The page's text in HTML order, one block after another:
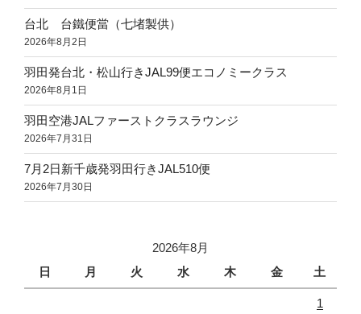
台北 台鐵便當（七堵製供）
2026年8月2日
羽田発台北・松山行きJAL99便エコノミークラス
2026年8月1日
羽田空港JALファーストクラスラウンジ
2026年7月31日
7月2日新千歳発羽田行きJAL510便
2026年7月30日
2026年8月
日
月 火 水 木 金 土
1